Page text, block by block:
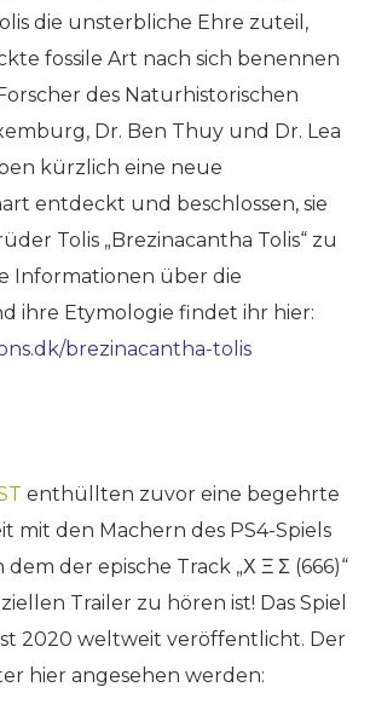
die unsterbliche Ehre zuteil,
fossile Art nach sich benennen
des Naturhistorischen
Dr. Ben Thuy und Dr. Lea
kürzlich eine neue
entdeckt und beschlossen, sie
Tolis „Brezinacantha Tolis“ zu
Informationen über die
ihre Etymologie findet ihr hier:
brezinacantha-tolis
enthüllten zuvor eine begehrte
mit den Machern des PS4-Spiels
dem der epische Track „Χ Ξ Σ (666)“
Trailer zu hören ist! Das Spiel
2020 weltweit veröffentlicht. Der
hier angesehen werden: